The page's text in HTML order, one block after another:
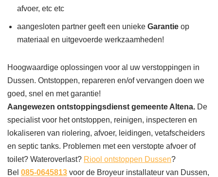
afvoer, etc etc
aangesloten partner geeft een unieke Garantie op
materiaal en uitgevoerde werkzaamheden!
Hoogwaardige oplossingen voor al uw verstoppingen in
Dussen. Ontstoppen, repareren en/of vervangen doen we
goed, snel en met garantie!
Aangewezen ontstoppingsdienst gemeente Altena. De
specialist voor het ontstoppen, reinigen, inspecteren en
lokaliseren van riolering, afvoer, leidingen, vetafscheiders
en septic tanks. Problemen met een verstopte afvoer of
toilet? Wateroverlast? Riool ontstoppen Dussen?
Bel 085-0645813 voor de Broyeur installateur van Dussen,